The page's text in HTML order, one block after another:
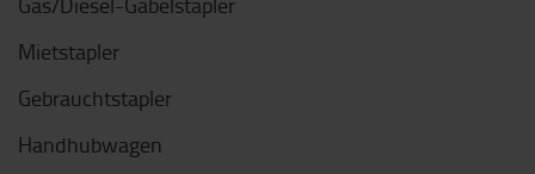
Mietstapler
Gebrauchtstapler
Handhubwagen